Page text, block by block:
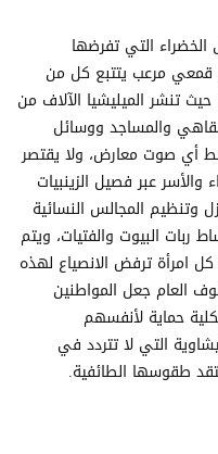
الخضراء التي تفرضها
قمعي مرعب يتتبع كل من
تنشر الميليشيا الآلاف من
والمساجد ووسائل
أي صوت معارض، ولا يقتصر
عبر فصيل الزينبيات
وتنظيم المجالس النسائية
ربات البيوت والفتيات، ويتم
امرأة ترفض الانصياع لهذه
العام جعل المواطنين
حماية لأنفسهم
التي لا تتردد في
طقوسها الطائفية.